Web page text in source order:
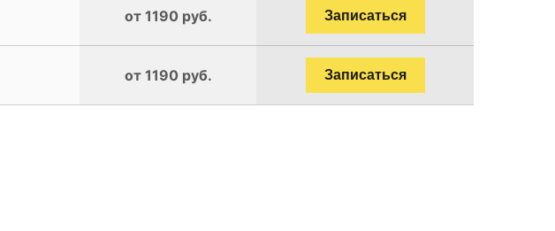
от 1190 руб. Записаться
от 1190 руб. Записаться